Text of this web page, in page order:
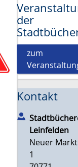
der
zum
Kontakt
Leinfelden
Neuer Markt
1